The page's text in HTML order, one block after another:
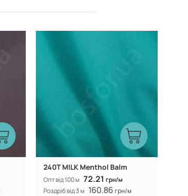
240T MILK Menthol Balm
Опт від 100 м 72.21 грн/м
Роздріб від 3 м 160.86 грн/м